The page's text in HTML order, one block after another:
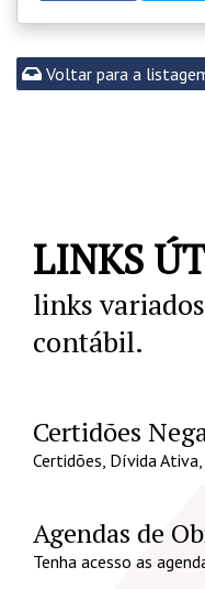
Voltar para a
LINKS
links
contábil.
Certidões
Certidões, Dívida
Agendas de
Tenha acesso as